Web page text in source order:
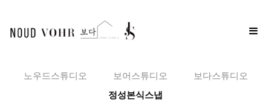
Toggle
노우드스튜디오 보어스튜디오
보다스튜디오
정성본식스냅